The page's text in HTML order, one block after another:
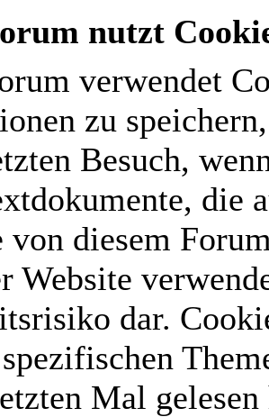
nutzt
verwendet
zu
Besuch,
die
diesem
Website
dar.
Mal